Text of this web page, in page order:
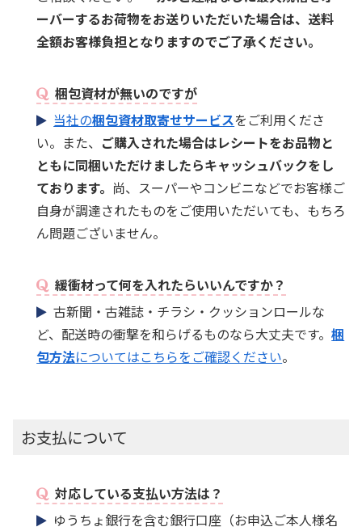
ーバーするお荷物をお送りいただいた場合は、送料
全額お客様負担となりますのでご了承ください。
梱包資材が無いのですが
当社の梱包資材取寄せサービスをご利用くださ
い。また、 ご購入された場合はレシートをお品物と
ともに同梱いただけましたらキャッシュバックをし
ております。 尚、スーパーやコンビニなどでお客様ご
自身が調達されたものをご使用いただいても、もちろ
ん問題ございません。
緩衝材って何を入れたらいいんですか？
古新聞・古雑誌・チラシ・クッションロールな
ど、配送時の衝撃を和らげるものなら大丈夫です。梱
包方法についてはこちらをご確認ください。
お支払について
対応している支払い方法は？
ゆうちょ銀行を含む銀行口座（お申込ご本人様名